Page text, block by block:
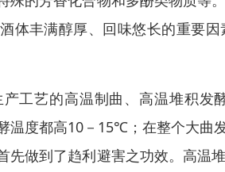
体丰满醇厚、回味悠长的重要
工艺的高温制曲、高温堆积
度都高10－15℃；在整个大曲
先做到了趋利避害之功效。高温